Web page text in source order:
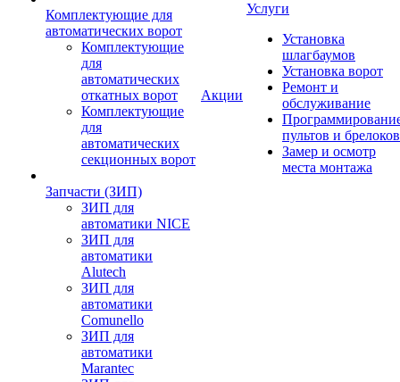
Комплектующие для
автоматических ворот
Комплектующие
для
автоматических
откатных ворот
Комплектующие
для
автоматических
секционных ворот
Запчасти (ЗИП)
ЗИП для
автоматики NICE
ЗИП для
автоматики
Alutech
ЗИП для
автоматики
Comunello
ЗИП для
автоматики
Marantec
Акции
Услуги
Установка
шлагбаумов
Установка ворот
Ремонт и
обслуживание
пультов и брелоков
Замер и осмотр
места монтажа